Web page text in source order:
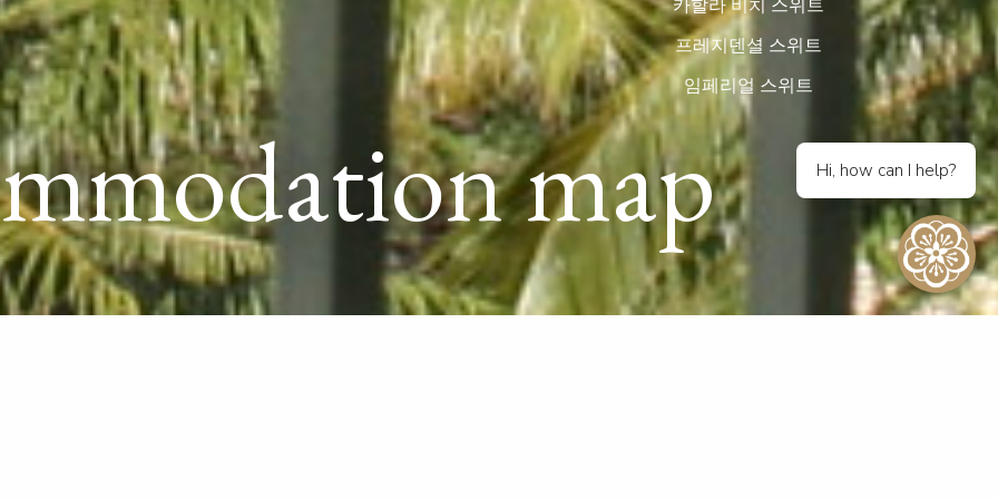
map
카할라 비치 스위트
프레지덴셜 스위트
임페리얼 스위트
Hi, how can I help?